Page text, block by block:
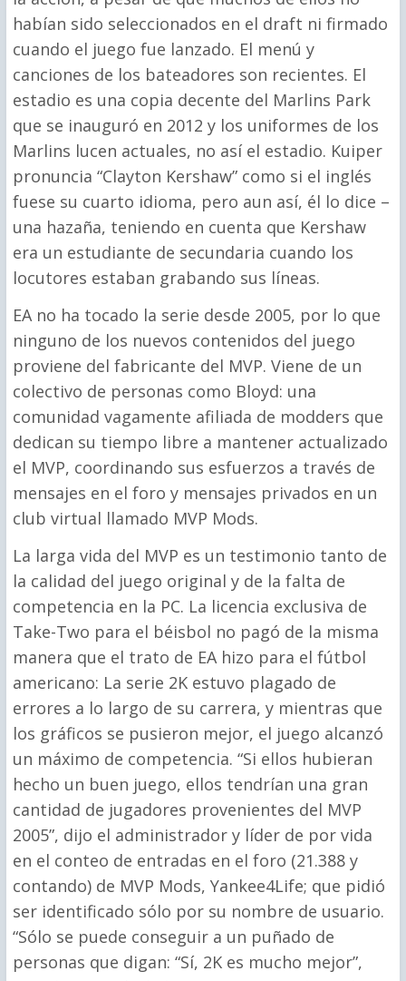
habían sido seleccionados en el draft ni firmado
cuando el juego fue lanzado. El menú y
canciones de los bateadores son recientes. El
estadio es una copia decente del Marlins Park
que se inauguró en 2012 y los uniformes de los
Marlins lucen actuales, no así el estadio. Kuiper
pronuncia “Clayton Kershaw” como si el inglés
fuese su cuarto idioma, pero aun así, él lo dice –
una hazaña, teniendo en cuenta que Kershaw
era un estudiante de secundaria cuando los
locutores estaban grabando sus líneas.
EA no ha tocado la serie desde 2005, por lo que
ninguno de los nuevos contenidos del juego
proviene del fabricante del MVP. Viene de un
colectivo de personas como Bloyd: una
comunidad vagamente afiliada de modders que
dedican su tiempo libre a mantener actualizado
el MVP, coordinando sus esfuerzos a través de
mensajes en el foro y mensajes privados en un
club virtual llamado MVP Mods.
La larga vida del MVP es un testimonio tanto de
la calidad del juego original y de la falta de
competencia en la PC. La licencia exclusiva de
Take-Two para el béisbol no pagó de la misma
manera que el trato de EA hizo para el fútbol
americano: La serie 2K estuvo plagado de
errores a lo largo de su carrera, y mientras que
los gráficos se pusieron mejor, el juego alcanzó
un máximo de competencia. “Si ellos hubieran
hecho un buen juego, ellos tendrían una gran
cantidad de jugadores provenientes del MVP
2005”, dijo el administrador y líder de por vida
en el conteo de entradas en el foro (21.388 y
contando) de MVP Mods, Yankee4Life; que pidió
ser identificado sólo por su nombre de usuario.
“Sólo se puede conseguir a un puñado de
personas que digan: “Sí, 2K es mucho mejor”,